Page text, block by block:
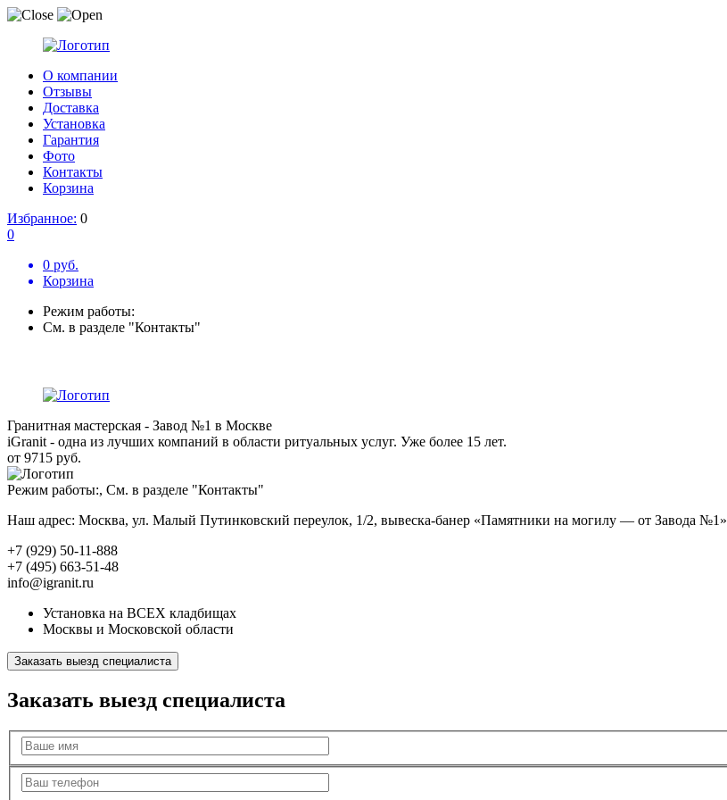
О компании
Отзывы
Доставка
Установка
Гарантия
Фото
Контакты
Корзина
Избранное: 0
0
0 руб.
Корзина
Режим работы:
См. в разделе "Контакты"
Гранитная мастерская - Завод №1 в Москве
iGranit - одна из лучших компаний в области ритуальных услуг. Уже более 15 лет.
от 9715 руб.
Режим работы:, См. в разделе "Контакты"
Наш адрес: Москва, ул. Малый Путинковский переулок, 1/2, вывеска-банер «Памятники на могилу — от Завода №1»
+7 (929) 50-11-888
+7 (495) 663-51-48
info@igranit.ru
Установка на ВСЕХ кладбищах
Москвы и Московской области
Заказать выезд специалиста
Заказать выезд специалиста